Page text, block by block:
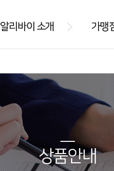
알리바이 소개 가맹
상품안내